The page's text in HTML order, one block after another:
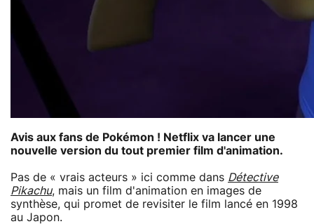
Avis aux fans de Pokémon ! Netflix va lancer une
nouvelle version du tout premier film d'animation.
Pas de « vrais acteurs » ici comme dans Détective
Pikachu, mais un film d'animation en images de
synthèse, qui promet de revisiter le film lancé en 1998
au Japon.